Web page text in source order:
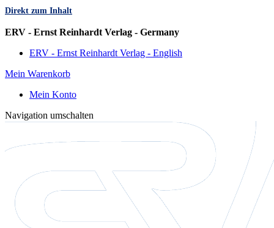
Direkt zum Inhalt
ERV - Ernst Reinhardt Verlag - Germany
ERV - Ernst Reinhardt Verlag - English
Mein Warenkorb
Mein Konto
Navigation umschalten